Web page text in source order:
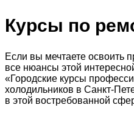
Курсы по
Если вы мечтаете освоить
все нюансы этой
«Городские курсы
холодильников в Санкт-
в этой востребованной